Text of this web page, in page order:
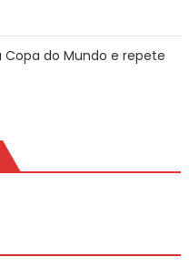
do Mundo e repete